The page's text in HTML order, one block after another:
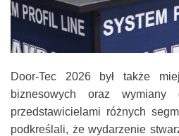
Door-Tec 2026 był także
biznesowych oraz wymiany
przedstawicielami różnych
podkreślali, że wydarzenie